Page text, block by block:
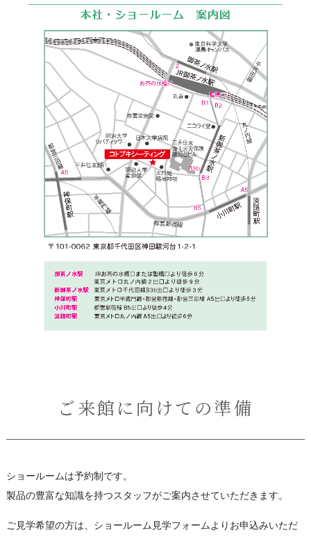
ご来館に向けての準備
ショールームは予約制です。
製品の豊富な知識を持つスタッフがご案内させていただきます。
ご見学希望の方は、ショールーム見学フォームよりお申込みいただ